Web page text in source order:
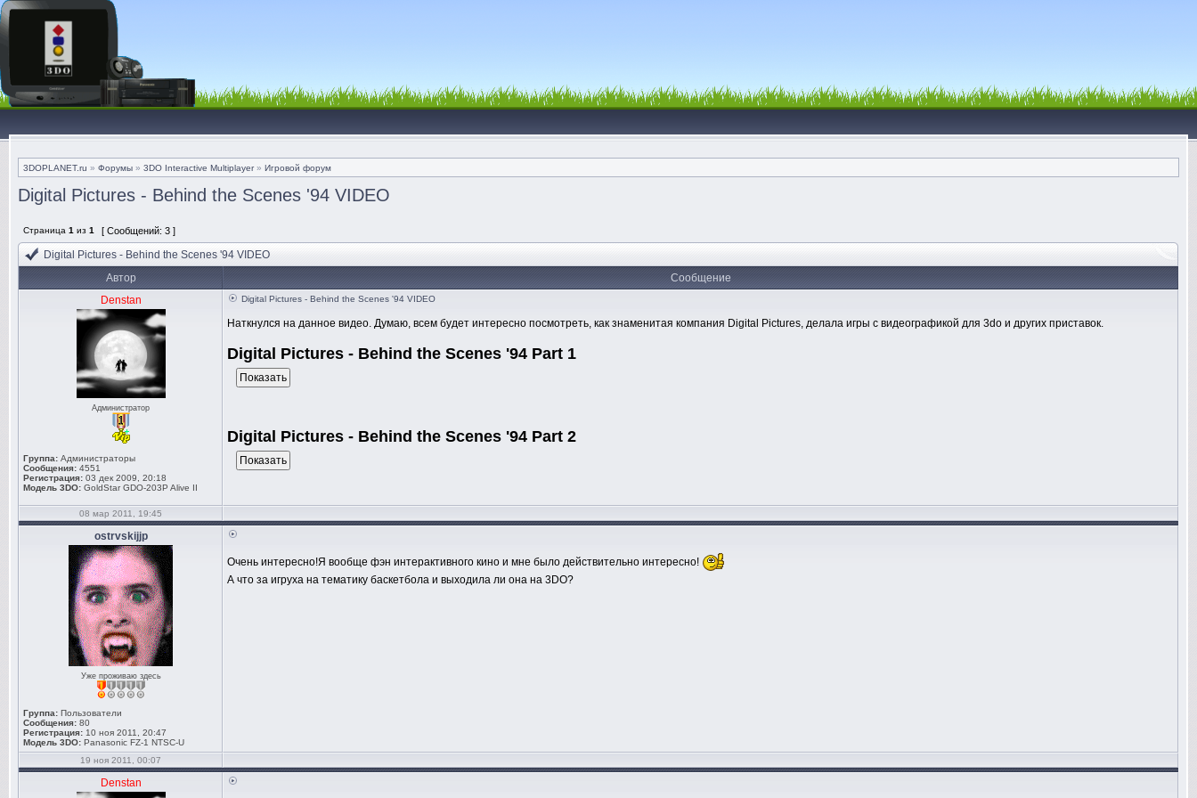
3DOPLANET.ru » Форумы » 3DO Interactive Multiplayer» Игровой форум
Digital Pictures - Behind the Scenes '94 VIDEO
Страница 1 из 1 [ Сообщений: 3 ]
Digital Pictures - Behind the Scenes '94 VIDEO
Автор
Сообщение
Denstan
Администратор
Группа: Администраторы
Сообщения: 4551
Регистрация: 03 дек 2009, 20:18
Модель 3DO: GoldStar GDO-203P Alive II
Digital Pictures - Behind the Scenes '94 VIDEO
Наткнулся на данное видео. Думаю, всем будет интересно посмотреть, как знаменитая компания Digital Pictures, делала игры с видеографикой для 3do и других приставок.
Digital Pictures - Behind the Scenes '94 Part 1
Digital Pictures - Behind the Scenes '94 Part 2
08 мар 2011, 19:45
ostrvskijjp
Уже проживаю здесь
Группа: Пользователи
Сообщения: 80
Регистрация: 10 ноя 2011, 20:47
Модель 3DO: Panasonic FZ-1 NTSC-U
Очень интересно!Я вообще фэн интерактивного кино и мне было действительно интересно!
А что за игруха на тематику баскетбола и выходила ли она на 3DO?
19 ноя 2011, 00:07
Denstan